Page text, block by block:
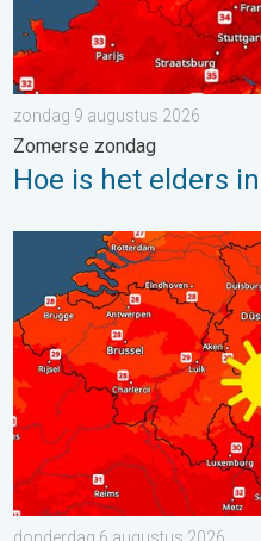
zondag 9 augustus 2026
Zomerse zondag
Hoe is het elders
Volop zon en zomerse